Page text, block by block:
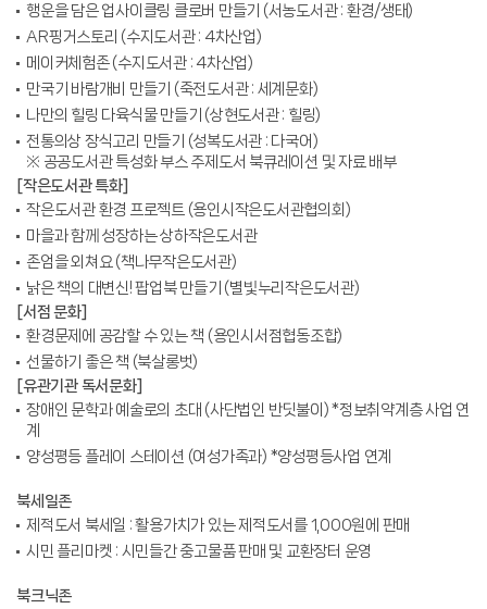
행운을 담은 업사이클링 클로버 만들기 (서농도서관 : 환경/생태)
AR핑거스토리 (수지도서관 : 4차산업)
메이커체험존 (수지도서관 : 4차산업)
만국기 바람개비 만들기 (죽전도서관 : 세계문화)
나만의 힐링 다육식물 만들기 (상현도서관 : 힐링)
전통의상 장식고리 만들기 (성복도서관 : 다국어)
※ 공공도서관 특성화 부스 주제도서 북큐레이션 및 자료 배부
[작은도서관 특화]
작은도서관 환경 프로젝트 (용인시작은도서관협의회)
마을과 함께 성장하는 상하작은도서관
존엄을 외쳐요 (책나무작은도서관)
낡은 책의 대변신! 팝업북 만들기 (별빛누리작은도서관)
[서점 문화]
환경문제에 공감할 수 있는 책 (용인시서점협동조합)
선물하기 좋은 책 (북살롱벗)
[유관기관 독서문화]
장애인 문학과 예술로의 초대 (사단법인 반딧불이) *정보취약계층 사업 연
계
양성평등 플레이 스테이션 (여성가족과) *양성평등사업 연계
북세일존
제적도서 북세일 : 활용가치가 있는 제적도서를 1,000원에 판매
시민 플리마켓 : 시민들간 중고물품 판매 및 교환장터 운영
북크닉존